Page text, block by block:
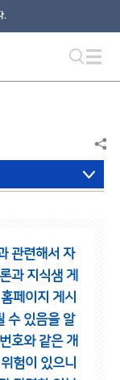
.
관련해서 자
과 지식샘 게
페이지 게시
수 있음을 알
호와 같은 개
험이 있으니